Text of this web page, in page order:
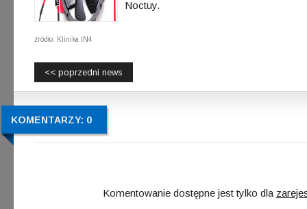
Noctuy.
źródło: Klinika IN4
<< poprzedni news
KOMENTARZY: 0
Komentowanie dostępne jest tylko dla